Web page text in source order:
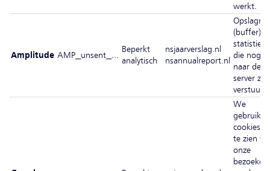
werkt.
Amplitude AMP_unsent_...
Beperkt
analytisch
nsjaarverslag.nl
nsannualreport.nl
Opslagrij
(buffer)
die nog
naar de
server zijn
We
gebruiken
cookies
te zien
onze
bezoekers